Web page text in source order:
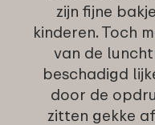
zijn fijne
kinderen. Toch
van de
beschadigd
door de
zitten gekke